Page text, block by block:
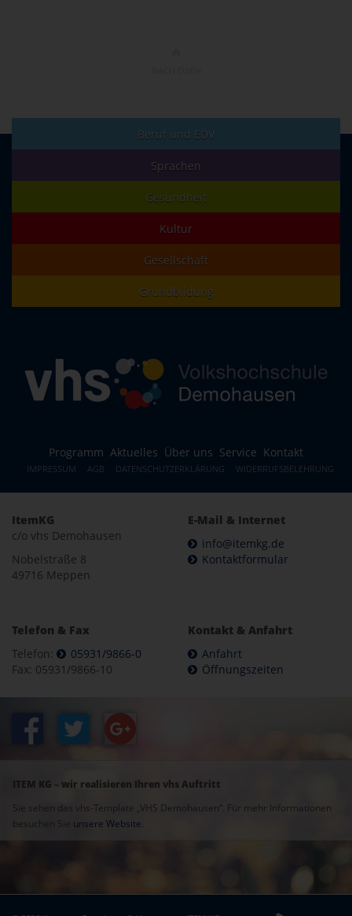
Beruf und EDV
Sprachen
Gesundheit
Kultur
Gesellschaft
Grundbildung
Programm Aktuelles Über uns Service Kontakt
IMPRESSUM AGB DATENSCHUTZERKLÄRUNG WIDERRUFSBELEHRUNG
ItemKG
c/o vhs Demohausen
Nobelstraße 8
49716 Meppen
E-Mail & Internet
info@itemkg.de
Kontaktformular
Telefon & Fax
Telefon:
05931/9866-0
Fax: 05931/9866-10
Kontakt & Anfahrt
Anfahrt
Öffnungszeiten
ITEM KG – wir realisieren Ihren vhs Auftritt
Sie sehen das vhs-Template „VHS Demohausen“. Für mehr Informationen
besuchen Sie unsere Website.